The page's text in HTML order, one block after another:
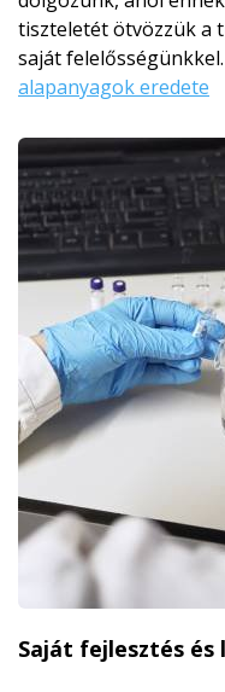
tiszteletét ötvözzük a
saját felelősségünkkel.
alapanyagok eredete
Saját fejlesztés